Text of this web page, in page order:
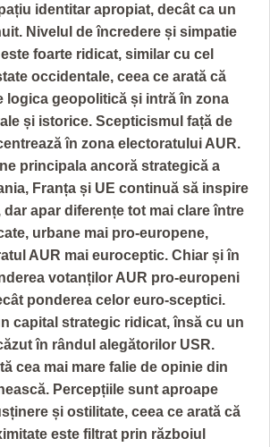
identitar apropiat, decât ca un
Nivelul de încredere și simpatie
foarte ridicat, similar cu cel
occidentale, ceea ce arată că
logica geopolitică și intră în zona
și istorice. Scepticismul față de
în zona electoratului AUR.
principala ancoră strategică a
Franța și UE continuă să inspire
apar diferențe tot mai clare între
urbane mai pro-europene,
AUR mai euroceptic. Chiar și în
votanților AUR pro-europeni
ponderea celor euro-sceptici.
capital strategic ridicat, însă cu un
în rândul alegătorilor USR.
cea mai mare falie de opinie din
Percepțiile sunt aproape
și ostilitate, ceea ce arată că
este filtrat prin războiul